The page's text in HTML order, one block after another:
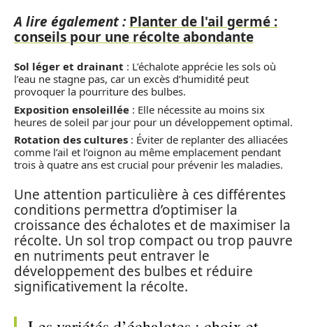
A lire également : Planter de l'ail germé :
conseils pour une récolte abondante
Sol léger et drainant : L’échalote apprécie les sols où
l’eau ne stagne pas, car un excès d’humidité peut
provoquer la pourriture des bulbes.
Exposition ensoleillée : Elle nécessite au moins six
heures de soleil par jour pour un développement optimal.
Rotation des cultures : Éviter de replanter des alliacées
comme l’ail et l’oignon au même emplacement pendant
trois à quatre ans est crucial pour prévenir les maladies.
Une attention particulière à ces différentes
conditions permettra d’optimiser la
croissance des échalotes et de maximiser la
récolte. Un sol trop compact ou trop pauvre
en nutriments peut entraver le
développement des bulbes et réduire
significativement la récolte.